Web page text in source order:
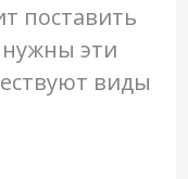
поставить
эти
виды